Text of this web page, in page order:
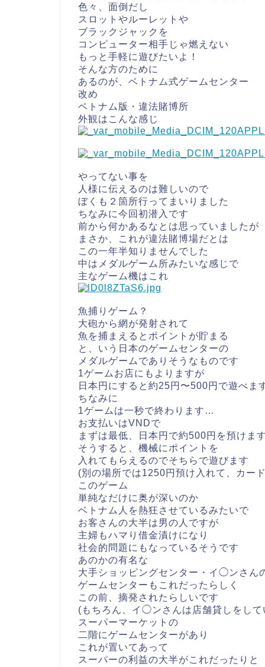
色々、面倒だし
スロットやルーレットや
ブラックジャックを
コンピューター相手じゃ燃えない
もっと手軽に遊びたいよ！
そんな方のために
あるのが、ベトナム式ゲームセンター
改め
ベトナム版・違法賭博所
外観はこんな感じ
やってない事を
人様に伝えるのは難しいので
ぼくも２箇所行ってまいりました
ちなみに今回初潜入です
前から何かあるなとは思っていましたが
まさか、これが違法賭博場だとは
この一年半知りませんでした
中はメダルゲーム所みたいな感じで
主なゲーム機はこれ
魚捕りゲーム？
大砲から網が発射されて
魚を捕まえるとポイントが貯まる
と、いう日本のゲームセンターの
メダルゲームでありそうなものです
1ゲームお店にもよりますが
日本円にすると約25円〜500円で遊べま
ちなみに
1ゲームは一秒で終わります…
お支払いはVNDで
まずは最低、日本円で約500円を預けま
そうすると、機械にポイントを
入れてもらえるのでそちらで遊びます
(別の場所では1250円預け入れて、カー
このゲーム
単純なだけに奥が深いのか
ベトナム人を熱狂させているみたいで
お客さんの大半は男の人ですが
主婦もハマり借金漬けになり
社会的問題にもなっているそうです
あのかの有名な
大手ショッピングセンター・イ◯ンさん
ゲームセンターもこれだったらしく
この前、摘発されたらしいです
(もちろん、イ◯ンさんは店舗貸しをし
スーパーマーケットの
二階にゲームセンターがあり
これが置いてあって
スーパーの利益の大半がこれだったりと